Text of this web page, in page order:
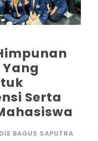
Serta
BAGUS SAPUTRA